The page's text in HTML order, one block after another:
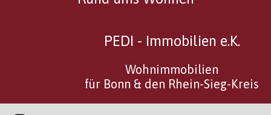
PEDI - Immobilien e.K.
Wohnimmobilien
für Bonn & den Rhein-Sieg-Kreis